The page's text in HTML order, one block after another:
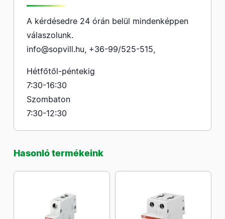
A kérdésedre 24 órán belül mindenképpen
válaszolunk.
info@sopvill.hu, +36-99/525-515,
Hétfőtől-péntekig
7:30-16:30
Szombaton
7:30-12:30
Hasonló termékeink